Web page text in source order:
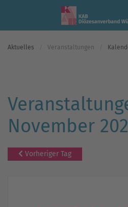
Skip to main content
Aktuelles Veranstaltungen
November
Vorheriger Tag